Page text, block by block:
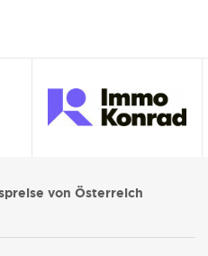
von Österreich